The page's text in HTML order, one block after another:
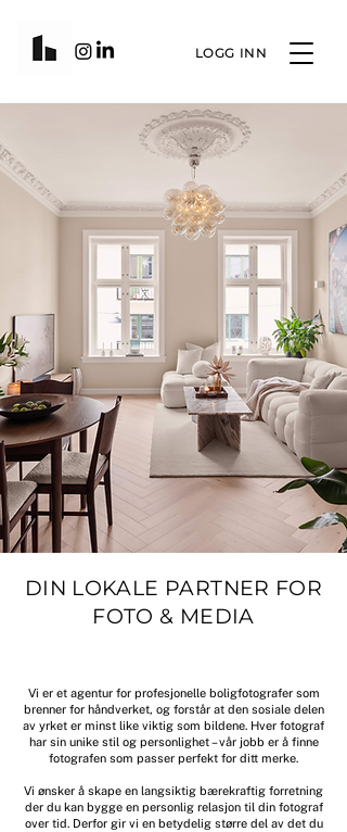
LOGG INN
DIN LOKALE PARTNER FOR
FOTO & MEDIA
Vi er et agentur for profesjonelle boligfotografer som
brenner for håndverket, og forstår at den sosiale delen
av yrket er minst like viktig som bildene. Hver fotograf
har sin unike stil og personlighet – vår jobb er å finne
fotografen som passer perfekt for ditt merke.
Vi ønsker å skape en langsiktig bærekraftig forretning
der du kan bygge en personlig relasjon til din fotograf
over tid. Derfor gir vi en betydelig større del av det du